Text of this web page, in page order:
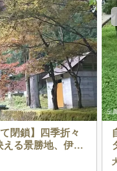
閉鎖】四季折々
る景勝地、伊自
出